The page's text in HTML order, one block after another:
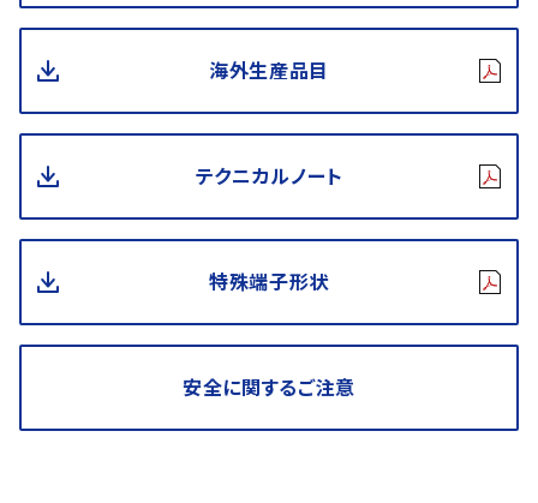
海外生産品目
テクニカルノート
特殊端子形状
安全に関するご注意